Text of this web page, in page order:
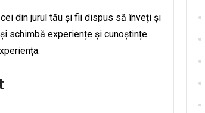
din jurul tău și fii dispus să înveți și
schimbă experiențe și cunoștințe.